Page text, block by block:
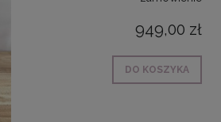
949,00 zł
DO KOSZYKA